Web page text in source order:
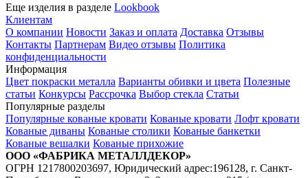
Еще изделия в разделе Lookbook
Клиентам
О компании Новости Заказ и оплата Доставка Отзывы
Контакты Партнерам Видео отзывы Политика
конфиденциальности
Информация
Цвет покраски металла Варианты обивки и цвета Полезные
статьи Конкурсы Рассрочка Выбор стекла Статьи
Популярные разделы
Популярные кованые кровати Кованые кровати Лофт кровати
Кованые диваны Кованые столики Кованые банкетки
Кованые вешалки Кованые прихожие
ООО «ФАБРИКА МЕТАЛЛДЕКОР»
ОГРН 1217800203697, Юридический адрес:196128, г. Санкт-